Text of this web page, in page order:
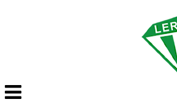
Veksle
navigasjon